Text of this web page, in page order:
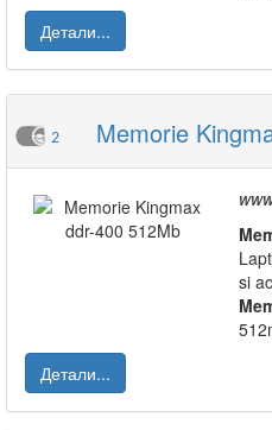
Детали...
2 Memorie
si
Детали...